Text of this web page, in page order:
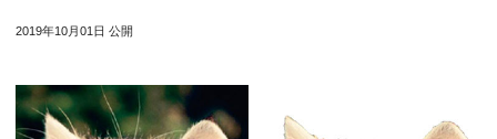
2019年10月01日 公開